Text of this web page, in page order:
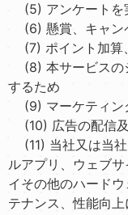
(5) アンケートを
(6) 懸賞、キャン
(7) ポイント加算
(8) 本サービスの
するため
(9) マーケティン
(10) 広告の配信
(11) 当社又は当社
ルアプリ、ウェブ
イその他のハード
テナンス、性能向